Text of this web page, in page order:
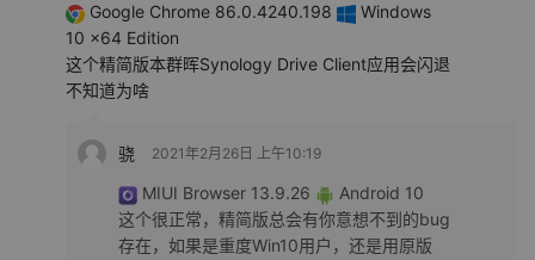
Google Chrome 86.0.4240.198
Windows
10 x64 Edition
这个精简版本群晖Synology Drive Client应用会闪退
不知道为啥
骁 2021年2月26日 上午10:19
MIUI Browser 13.9.26
Android 10
这个很正常，精简版总会有你意想不到的bug
存在，如果是重度Win10用户，还是用原版